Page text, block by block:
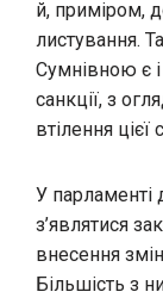
й, приміром,
листування.
Сумнівною є
санкції, з
втілення
У парламенті
з’являтися
внесення
Більшість з